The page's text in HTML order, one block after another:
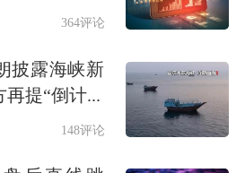
道价值率提升尤为明
径新业务价值实现较快
随着市场利率中枢下
364评论
披露海峡新
提“倒计...
148评论